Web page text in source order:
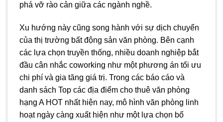
phá vỡ rào cản giữa các ngành nghề.
Xu hướng này cũng song hành với sự dịch chuyển
của thị trường bất động sản văn phòng. Bên cạnh
các lựa chọn truyền thống, nhiều doanh nghiệp bắt
đầu cân nhắc coworking như một phương án tối ưu
chi phí và gia tăng giá trị. Trong các báo cáo và
danh sách Top các địa điểm cho thuê văn phòng
hạng A HOT nhất hiện nay, mô hình văn phòng linh
hoạt ngày càng xuất hiện như một lựa chọn bổ